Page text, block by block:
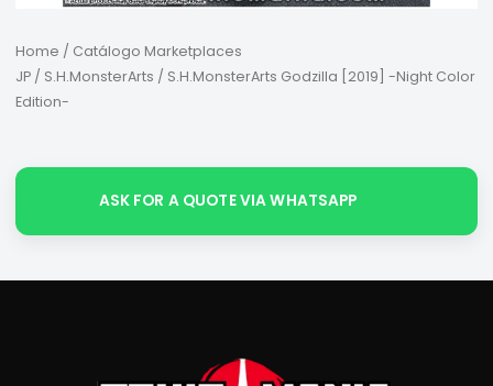
Home / Catálogo Marketplaces
JP/ S.H.MonsterArts / S.H.MonsterArts Godzilla [2019] -Night Color
Edition-
ASK FOR A QUOTE VIA WHATSAPP